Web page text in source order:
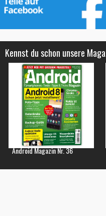
Kennst du schon unsere
Android Magazin Nr. 36